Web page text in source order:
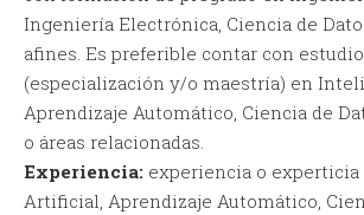
Ingeniería Electrónica, Ciencia de
afines. Es preferible contar con
(especialización y/o maestría) en
Aprendizaje Automático, Ciencia de
o áreas relacionadas.
Experiencia: experiencia o
Artificial, Aprendizaje Automático,